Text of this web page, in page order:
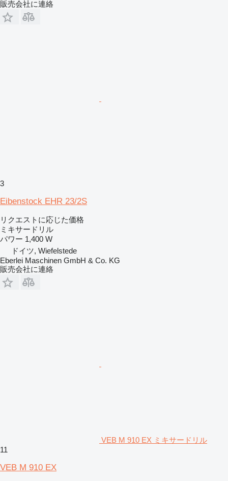
販売会社に連絡
3
Eibenstock EHR 23/2S
リクエストに応じた価格
ミキサードリル
パワー 1,400 W
ドイツ, Wiefelstede
Eberlei Maschinen GmbH & Co. KG
販売会社に連絡
VEB M 910 EX ミキサードリル
11
VEB M 910 EX